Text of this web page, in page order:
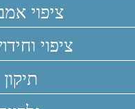
ציפוי
ציפוי